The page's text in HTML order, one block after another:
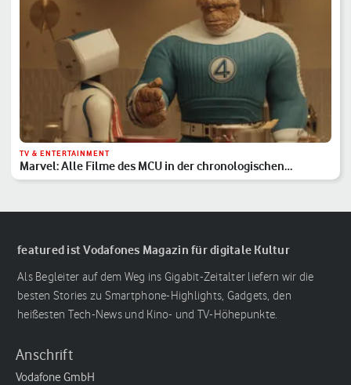
TV & ENTERTAINMENT
Marvel: Alle Filme des MCU in der chronologischen
Reihenfolge
featured ist Vodafones Magazin für digitale Kultur
Als Begleiter auf dem Weg ins Gigabit-Zeitalter liefern wir die
besten Stories zu Smartphone-Highlights, Gadgets, den
heißesten Tech-News und Kino- und TV-Höhepunkte.
Anschrift
Vodafone GmbH